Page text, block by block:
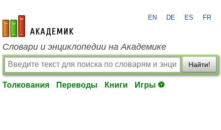
academic.ru
EN DE ES FR
Словари и энциклопедии на Академике
Найти!
Толкования Переводы Книги Игры ⚽